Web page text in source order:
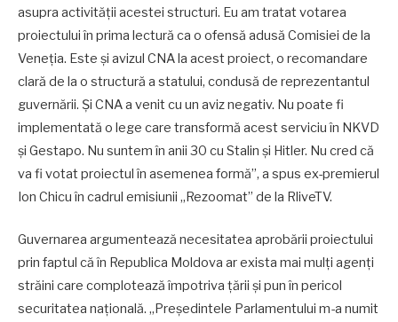
asupra activității acestei structuri. Eu am tratat votarea
proiectului în prima lectură ca o ofensă adusă Comisiei de la
Veneția. Este și avizul CNA la acest proiect, o recomandare
clară de la o structură a statului, condusă de reprezentantul
guvernării. Și CNA a venit cu un aviz negativ. Nu poate fi
implementată o lege care transformă acest serviciu în NKVD
și Gestapo. Nu suntem în anii 30 cu Stalin și Hitler. Nu cred că
va fi votat proiectul în asemenea formă”, a spus ex-premierul
Ion Chicu în cadrul emisiunii „Rezoomat” de la RliveTV.
Guvernarea argumentează necesitatea aprobării proiectului
prin faptul că în Republica Moldova ar exista mai mulți agenți
străini care complotează împotriva țării și pun în pericol
securitatea națională. „Președintele Parlamentului m-a numit